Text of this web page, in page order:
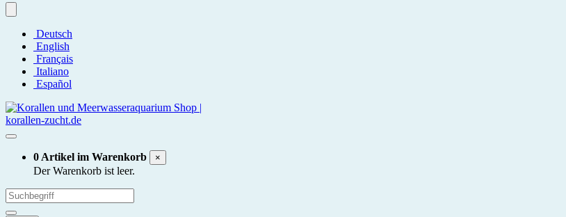
Deutsch
English
Français
Italiano
Español
0 Artikel im Warenkorb ×
Der Warenkorb ist leer.